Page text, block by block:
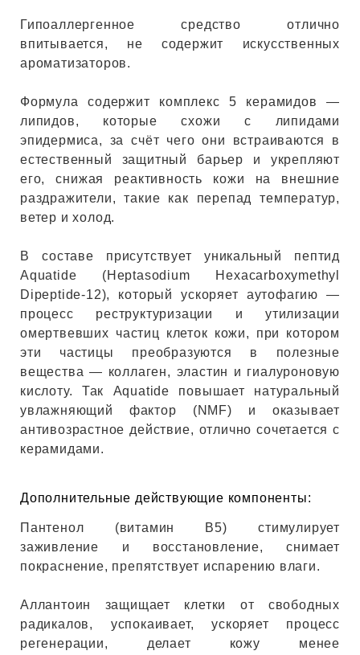
И
ТЕЙПЫ
keyboard_arrow_right
keyboard_arrow_right
keyboard_arrow_right
Гипоаллергенное средство отлично
впитывается, не содержит искусственных
ароматизаторов.
Формула содержит комплекс 5 керамидов —
липидов, которые схожи с липидами
эпидермиса, за счёт чего они встраиваются в
естественный защитный барьер и укрепляют
его, снижая реактивность кожи на внешние
раздражители, такие как перепад температур,
ветер и холод.
В составе присутствует уникальный пептид
Aquatide (Heptasodium Hexacarboxymethyl
Dipeptide-12), который ускоряет аутофагию —
процесс реструктуризации и утилизации
омертвевших частиц клеток кожи, при котором
эти частицы преобразуются в полезные
вещества — коллаген, эластин и гиалуроновую
кислоту. Так Aquatide повышает натуральный
увлажняющий фактор (NMF) и оказывает
антивозрастное действие, отлично сочетается с
керамидами.
Дополнительные действующие компоненты:
Пантенол (витамин B5) стимулирует
заживление и восстановление, снимает
покраснение, препятствует испарению влаги.
Аллантоин защищает клетки от свободных
радикалов, успокаивает, ускоряет процесс
регенерации, делает кожу менее